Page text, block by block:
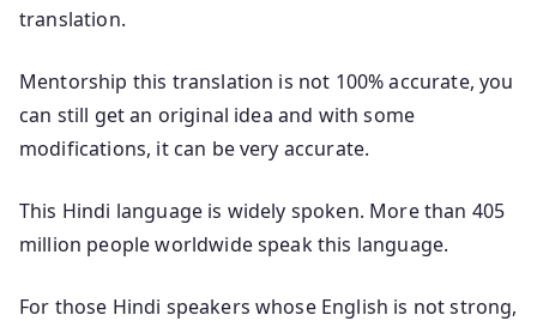
translation.
Mentorship this translation is not 100% accurate, you
can still get an original idea and with some
modifications, it can be very accurate.
This Hindi language is widely spoken. More than 405
million people worldwide speak this language.
For those Hindi speakers whose English is not strong,